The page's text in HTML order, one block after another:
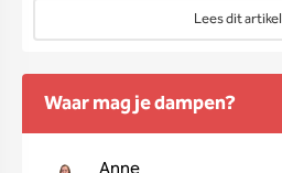
Lees dit artikel
Waar mag je dampen?